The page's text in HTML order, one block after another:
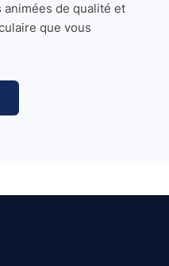
de qualité et
que vous